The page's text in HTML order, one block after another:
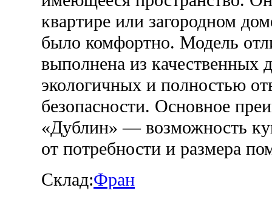
квартире или загородном
было комфортно. Модель
выполнена из качественных
экологичных и полностью
безопасности. Основное
«Дублин» — возможность
от потребности и размера
Склад:Фран